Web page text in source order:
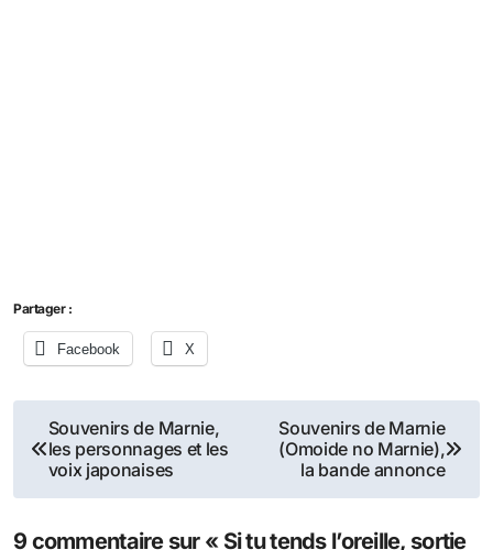
Partager :
Facebook X
Navigation
de
Souvenirs de Marnie,
les personnages et les
voix japonaises
Souvenirs de Marnie
(Omoide no Marnie),
la bande annonce
9 commentaire sur « Si tu tends l’oreille, sortie